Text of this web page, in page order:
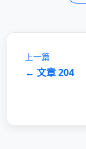
上一篇
← 文章 204